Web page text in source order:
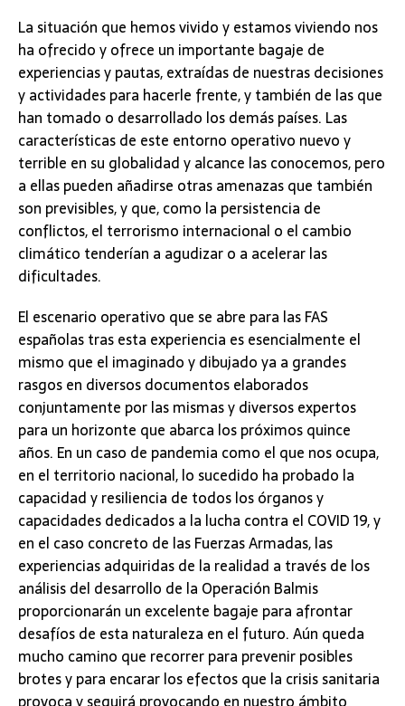
La situación que hemos vivido y estamos viviendo nos
ha ofrecido y ofrece un importante bagaje de
experiencias y pautas, extraídas de nuestras decisiones
y actividades para hacerle frente, y también de las que
han tomado o desarrollado los demás países. Las
características de este entorno operativo nuevo y
terrible en su globalidad y alcance las conocemos, pero
a ellas pueden añadirse otras amenazas que también
son previsibles, y que, como la persistencia de
conflictos, el terrorismo internacional o el cambio
climático tenderían a agudizar o a acelerar las
dificultades.
El escenario operativo que se abre para las FAS
españolas tras esta experiencia es esencialmente el
mismo que el imaginado y dibujado ya a grandes
rasgos en diversos documentos elaborados
conjuntamente por las mismas y diversos expertos
para un horizonte que abarca los próximos quince
años. En un caso de pandemia como el que nos ocupa,
en el territorio nacional, lo sucedido ha probado la
capacidad y resiliencia de todos los órganos y
capacidades dedicados a la lucha contra el COVID 19, y
en el caso concreto de las Fuerzas Armadas, las
experiencias adquiridas de la realidad a través de los
análisis del desarrollo de la Operación Balmis
proporcionarán un excelente bagaje para afrontar
desafíos de esta naturaleza en el futuro. Aún queda
mucho camino que recorrer para prevenir posibles
brotes y para encarar los efectos que la crisis sanitaria